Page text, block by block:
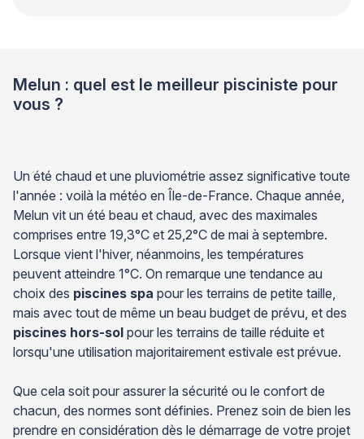
Melun : quel est le meilleur pisciniste pour
vous ?
Un été chaud et une pluviométrie assez significative toute
l'année : voilà la météo en Île-de-France. Chaque année,
Melun vit un été beau et chaud, avec des maximales
comprises entre 19,3°C et 25,2°C de mai à septembre.
Lorsque vient l'hiver, néanmoins, les températures
peuvent atteindre 1°C. On remarque une tendance au
choix des piscines spa pour les terrains de petite taille,
mais avec tout de même un beau budget de prévu, et des
piscines hors-sol pour les terrains de taille réduite et
lorsqu'une utilisation majoritairement estivale est prévue.
Que cela soit pour assurer la sécurité ou le confort de
chacun, des normes sont définies. Prenez soin de bien les
prendre en considération dès le démarrage de votre projet